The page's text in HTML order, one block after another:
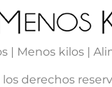
| Menos kilos |
derechos